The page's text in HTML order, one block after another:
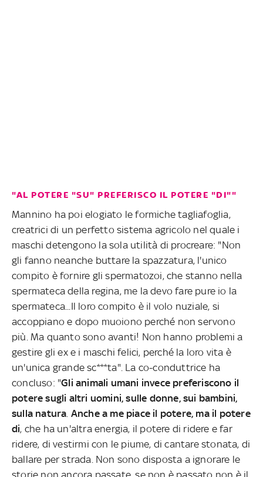
"AL POTERE "SU" PREFERISCO IL POTERE "DI""
Mannino ha poi elogiato le formiche tagliafoglia,
creatrici di un perfetto sistema agricolo nel quale i
maschi detengono la sola utilità di procreare: "Non
gli fanno neanche buttare la spazzatura, l'unico
compito è fornire gli spermatozoi, che stanno nella
spermateca della regina, me la devo fare pure io la
spermateca...Il loro compito è il volo nuziale, si
accoppiano e dopo muoiono perché non servono
più. Ma quanto sono avanti! Non hanno problemi a
gestire gli ex e i maschi felici, perché la loro vita è
un'unica grande sc***ta". La co-conduttrice ha
concluso: "Gli animali umani invece preferiscono il
potere sugli altri uomini, sulle donne, sui bambini,
sulla natura Anche a me piace il potere, ma il potere
di, che ha un'altra energia, il potere di ridere e far
ridere, di vestirmi con le piume, di cantare stonata, di
ballare per strada. Non sono disposta a ignorare le
storie non ancora passate, se non è passato non è il